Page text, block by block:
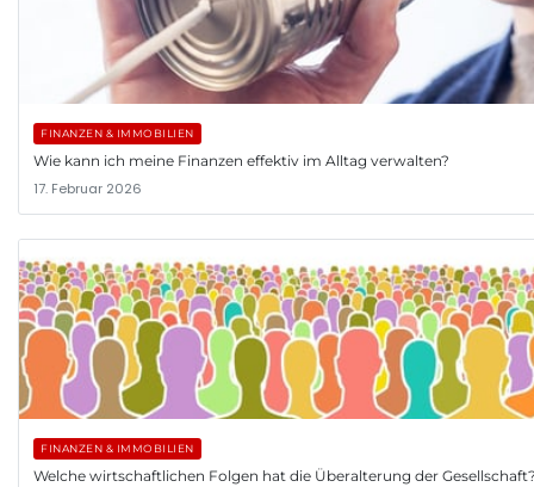
FINANZEN & IMMOBILIEN
Wie kann ich meine Finanzen effektiv im Alltag verwalten?
17. Februar 2026
FINANZEN & IMMOBILIEN
Welche wirtschaftlichen Folgen hat die Überalterung der